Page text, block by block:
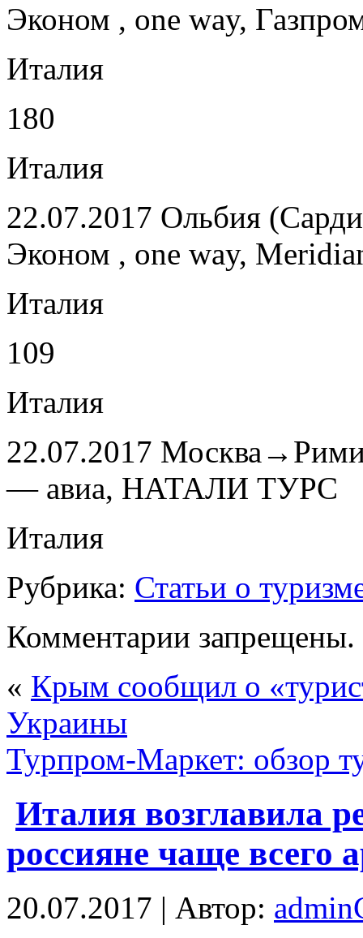
Эконом , one way,
Италия
180
Италия
22.07.2017 Ольбия
Эконом , one way,
Италия
109
Италия
22.07.2017
— авиа, НАТАЛИ ТУРС
Италия
Рубрика: Статьи о
Комментарии запрещены.
« Крым сообщил о
Украины
Турпром-Маркет: обзор
Италия возглавила
россияне чаще всего
20.07.2017 | Автор: